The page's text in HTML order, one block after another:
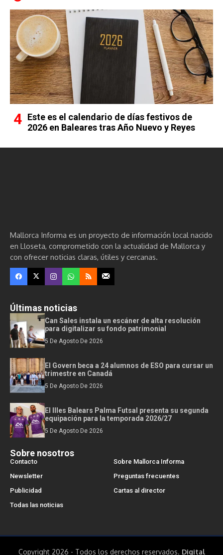
Este es el calendario de días festivos de
2026 en Baleares tras Año Nuevo y Reyes
Mallorca Informa es un proyecto de información local nacido
en Lloseta, comprometido con la actualidad de Mallorca y
con ofrecer noticias claras, útiles y cercanas.
Últimas noticias
Can Sales instala un escáner de alta resolución
para digitalizar su fondo patrimonial
5 De Agosto De 2026
El Govern beca a 24 alumnos de ESO para cursar un
trimestre en Canadá
5 De Agosto De 2026
El Illes Balears Palma Futsal presenta su segunda
equipación para la temporada 2026/27
5 De Agosto De 2026
Sobre nosotros
Contacto
Sobre Mallorca Informa
Newsletter
Preguntas frecuentes
Publicidad
Cartas al director
Todas las noticias
Copyright 2026 - Todos los derechos reservados. Digital